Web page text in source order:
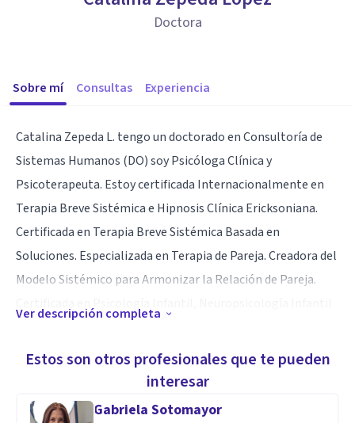
Doctora
Sobre mí Consultas Experiencia
Catalina Zepeda L. tengo un doctorado en Consultoría de
Sistemas Humanos (DO) soy Psicóloga Clínica y
Psicoterapeuta. Estoy certificada Internacionalmente en
Terapia Breve Sistémica e Hipnosis Clínica Ericksoniana.
Certificada en Terapia Breve Sistémica Basada en
Soluciones. Especializada en Terapia de Pareja. Creadora del
Modelo Sistémico para Armonizar la Relación de Pareja.
Depresión e Hipnosis. Tengo más de 12 años trabajando con
niños, adolescentes, adultos, y familias. En sesión aplico de
forma integrada diversas terapias eficaces.
Ver descripción completa
Estos son otros profesionales que te pueden
interesar
Gabriela Sotomayor